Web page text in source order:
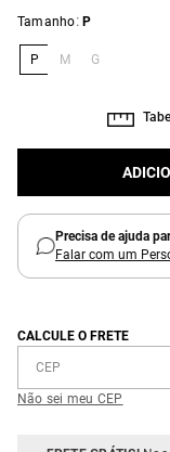
Tamanho: P
P M G
Precisa de ajuda
Falar com um
CALCULE O FRETE
Não sei meu CEP